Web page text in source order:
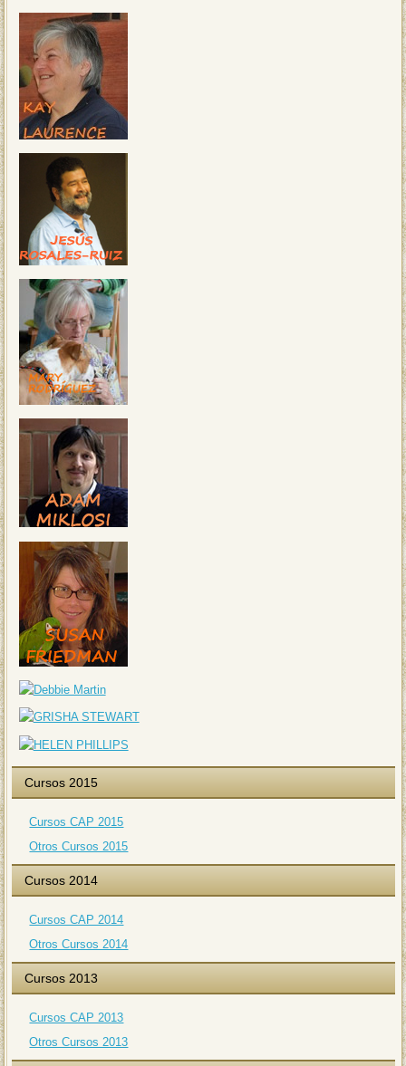
Cursos 2015
Cursos CAP 2015
Otros Cursos 2015
Cursos 2014
Cursos CAP 2014
Otros Cursos 2014
Cursos 2013
Cursos CAP 2013
Otros Cursos 2013